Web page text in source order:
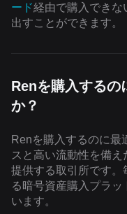
ード経由で購入できな
出すことができます。
Renを購入するの
か？
Renを購入するのに最
スと高い流動性を備
提供する取引所です。
る暗号資産購入プラ
います。